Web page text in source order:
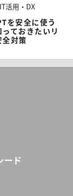
IT活用・DX
を安全に使う
ておきたいリ
全対策
ード